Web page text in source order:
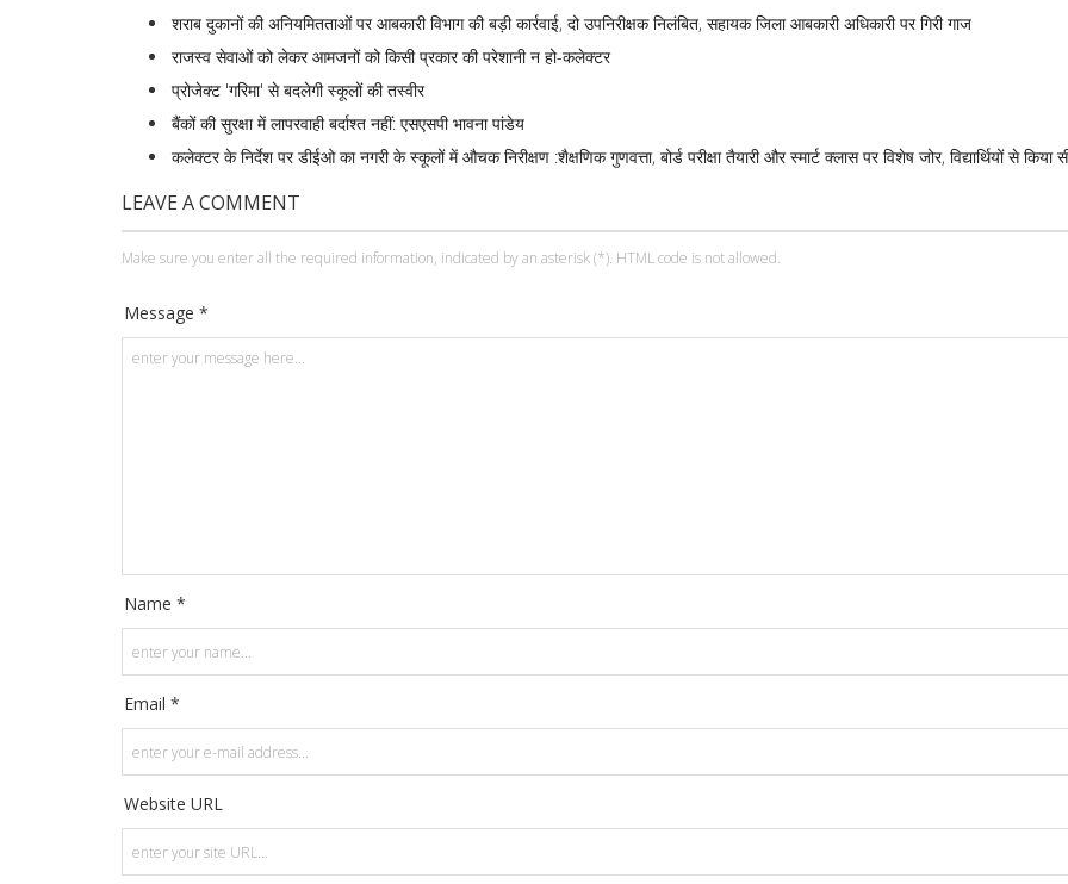
शराब दुकानों की अनियमितताओं पर आबकारी विभाग की बड़ी कार्रवाई, दो उपनिरीक्षक निलंबित, सहायक जिला आबकारी अधिकारी पर गिरी गाज
राजस्व सेवाओं को लेकर आमजनों को किसी प्रकार की परेशानी न हो-कलेक्टर
प्रोजेक्ट 'गरिमा' से बदलेगी स्कूलों की तस्वीर
बैंकों की सुरक्षा में लापरवाही बर्दाश्त नहीं: एसएसपी भावना पांडेय
कलेक्टर के निर्देश पर डीईओ का नगरी के स्कूलों में औचक निरीक्षण :शैक्षणिक गुणवत्ता, बोर्ड परीक्षा तैयारी और स्मार्ट क्लास पर विशेष जोर, विद्यार्थियों से किया
LEAVE A COMMENT
Make sure you enter all the required information, indicated by an asterisk (*). HTML code is not allowed.
Message *
Name *
Email *
Website URL